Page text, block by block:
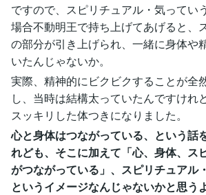
ですので、スピリチュアル・気ってい
場合不動明王で持ち上げてあげると、
の部分が引き上げられ、一緒に身体や
いたんじゃないか。
実際、精神的にビクビクすることが全
し、当時は結構太っていたんですけれ
スッキリした体つきになりました。
心と身体はつながっている、という話
れども、そこに加えて「心、身体、ス
がつながっている」、スピリチュアル
というイメージなんじゃないかと思う